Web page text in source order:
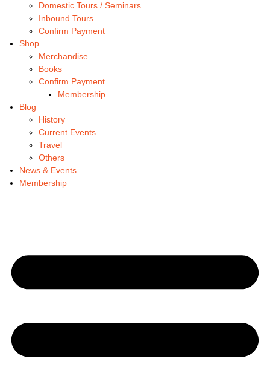
Domestic Tours / Seminars
Inbound Tours
Confirm Payment
Shop
Merchandise
Books
Confirm Payment
Membership
Blog
History
Current Events
Travel
Others
News & Events
Membership